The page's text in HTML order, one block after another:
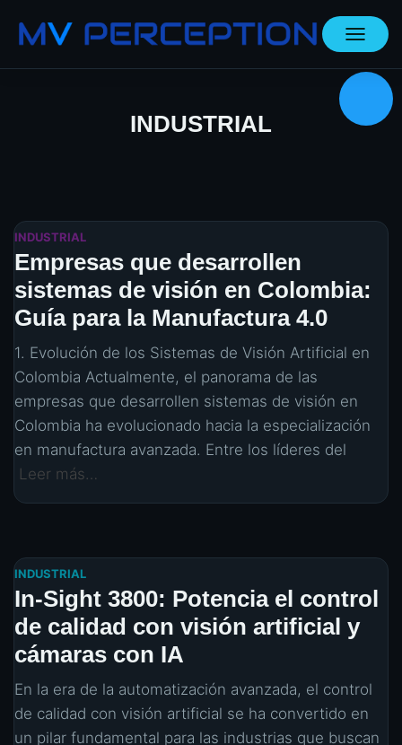
MODO
INDUSTRIAL
INDUSTRIAL
Empresas que desarrollen
sistemas de visión en Colombia:
Guía para la Manufactura 4.0
1. Evolución de los Sistemas de Visión Artificial en
Colombia Actualmente, el panorama de las
empresas que desarrollen sistemas de visión en
Colombia ha evolucionado hacia la especialización
en manufactura avanzada. Entre los líderes del
Leer más…
INDUSTRIAL
In-Sight 3800: Potencia el control
de calidad con visión artificial y
cámaras con IA
En la era de la automatización avanzada, el control
de calidad con visión artificial se ha convertido en
un pilar fundamental para las industrias que buscan